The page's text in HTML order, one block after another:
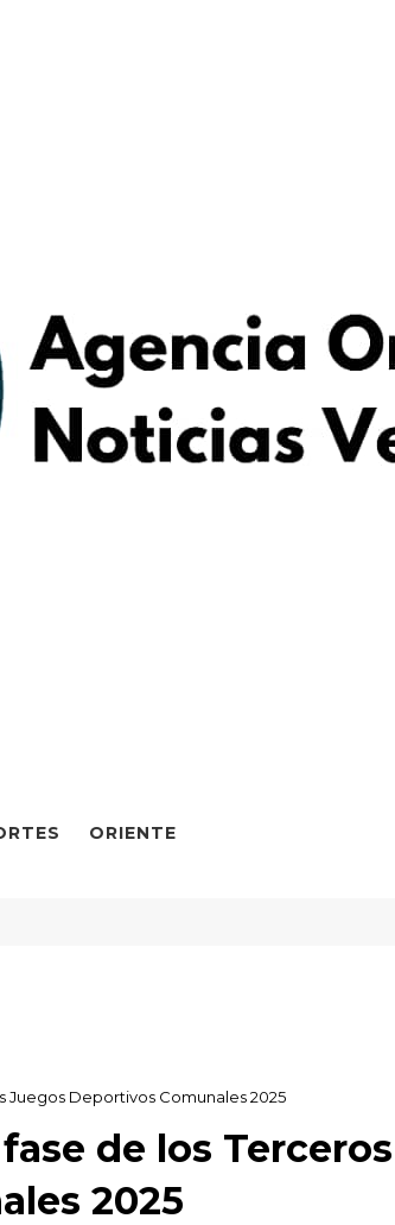
ORIENTE
Juegos Deportivos Comunales 2025
de los Terceros
2025